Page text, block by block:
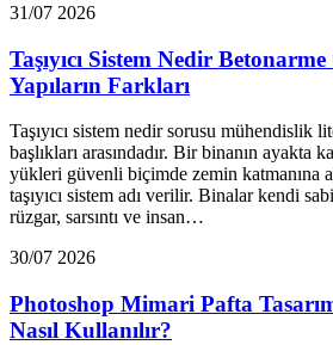
31/07 2026
Taşıyıcı Sistem Nedir
Yapıların Farkları
Taşıyıcı sistem nedir sorusu mühendislik
başlıkları arasındadır. Bir binanın ayakta
yükleri güvenli biçimde zemin katmanına
taşıyıcı sistem adı verilir. Binalar kendi
rüzgar, sarsıntı ve insan…
30/07 2026
Photoshop Mimari Pafta
Nasıl Kullanılır?